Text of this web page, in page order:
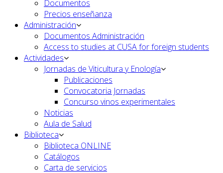
Documentos
Precios enseñanza
Administración
Documentos Administración
Access to studies at CUSA for foreign students
Actividades
Jornadas de Viticultura y Enología
Publicaciones
Convocatoria Jornadas
Concurso vinos experimentales
Noticias
Aula de Salud
Biblioteca
Biblioteca ONLINE
Catálogos
Carta de servicios